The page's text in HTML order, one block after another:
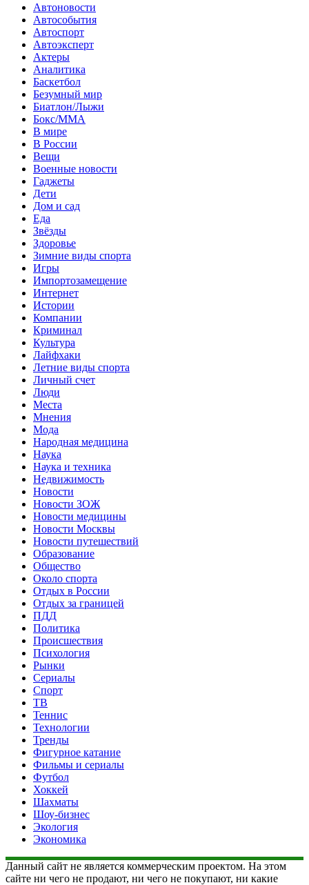
Автоновости
Автособытия
Автоспорт
Автоэксперт
Актеры
Аналитика
Баскетбол
Безумный мир
Биатлон/Лыжи
Бокс/MMA
В мире
В России
Вещи
Военные новости
Гаджеты
Дети
Дом и сад
Еда
Звёзды
Здоровье
Зимние виды спорта
Игры
Импортозамещение
Интернет
Истории
Компании
Криминал
Культура
Лайфхаки
Летние виды спорта
Личный счет
Люди
Места
Мнения
Мода
Народная медицина
Наука
Наука и техника
Недвижимость
Новости
Новости ЗОЖ
Новости медицины
Новости Москвы
Новости путешествий
Образование
Общество
Около спорта
Отдых в России
Отдых за границей
ПДД
Политика
Происшествия
Психология
Рынки
Сериалы
Спорт
ТВ
Теннис
Технологии
Тренды
Фигурное катание
Фильмы и сериалы
Футбол
Хоккей
Шахматы
Шоу-бизнес
Экология
Экономика
Данный сайт не является коммерческим проектом. На этом
сайте ни чего не продают, ни чего не покупают, ни какие